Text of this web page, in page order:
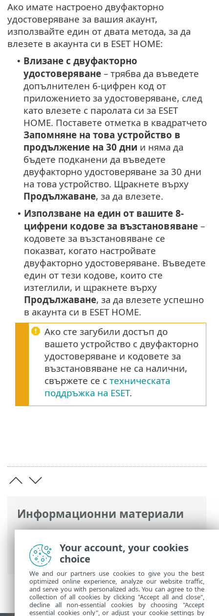
Информационни материали
Онлайн помощ на ESET>ESET HOME>
Работа с ESET HOME> Двуфакторно
удостоверяване
Ако имате настроено двуфакторно
удостоверяване за вашия акаунт,
използвайте един от двата метода, за да
влезете в акаунта си в ESET HOME:
• Влизане с двуфакторно
удостоверяване – трябва да въведете
допълнителен 6-цифрен код от
приложението за удостоверяване, след
като влезете с паролата си за ESET
HOME. Поставете отметка в квадратчето
Запомняне на това устройство в
продължение на 30 дни и няма да
бъдете подканени да въведете
двуфакторно удостоверяване за 30 дни
на това устройство. Щракнете върху
Продължаване, за да влезете.
• Използване на един от вашите 8-
цифрени кодове за възстановяване –
кодовете за възстановяване се
показват, когато настройвате
двуфакторно удостоверяване. Въведете
един от тези кодове, които сте
изтеглили, и щракнете върху
Продължаване, за да влезете успешно
в акаунта си в ESET HOME.
Ако сте загубили достъп до
вашето устройство с двуфакторно
удостоверяване и кодовете за
възстановяване не са налични,
свържете се с техническата
поддръжка на ESET.
Your account, your cookies
choice
We and our partners use cookies to give you the best
optimized online experience, analyze our website traffic,
and serve you with personalized ads. You can agree to the
collection of all cookies by clicking "Accept all and close",
decline all non-essential cookies by choosing "Accept
essential cookies only", or adjust your cookie settings by